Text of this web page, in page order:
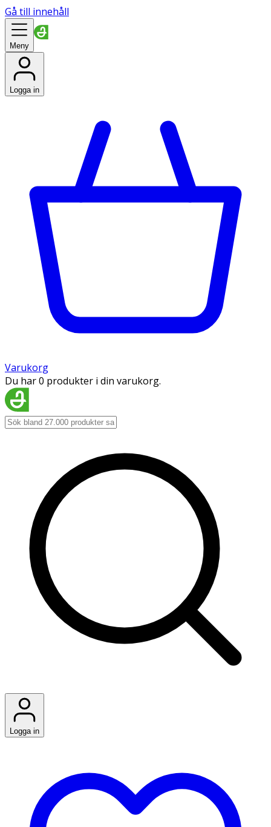
Gå till innehåll
Meny
Logga in
Varukorg
Du har 0 produkter i din varukorg.
Logga in